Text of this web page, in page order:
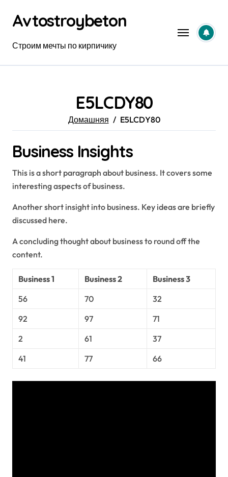
содержанию
Avtostroybeton
Строим мечты по кирпичику
E5LCDY80
Домашняя E5LCDY80
Business Insights
This is a short paragraph about business. It covers some
interesting aspects of business.
Another short insight into business. Key ideas are briefly
discussed here.
A concluding thought about business to round off the
content.
Business 1 Business 2
Business 3
56
70
32
92
97
71
2
61
37
41
77 66